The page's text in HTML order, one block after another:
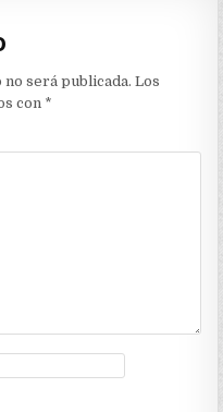
será publicada. Los
con *